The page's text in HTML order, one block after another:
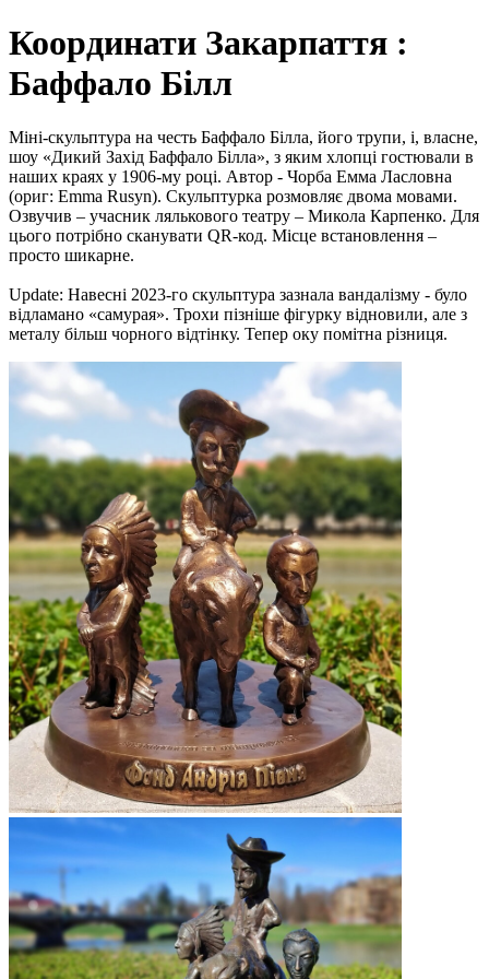
Координати Закарпаття :
Баффало Білл
Міні-скульптура на честь Баффало Білла, його трупи, і, власне,
шоу «Дикий Захід Баффало Білла», з яким хлопці гостювали в
наших краях у 1906-му році. Автор - Чорба Емма Ласловна
(ориг: Emma Rusyn). Скульптурка розмовляє двома мовами.
Озвучив – учасник лялькового театру – Микола Карпенко. Для
цього потрібно сканувати QR-код. Місце встановлення –
просто шикарне.
Update: Навесні 2023-го скульптура зазнала вандалізму - було
відламано «самурая». Трохи пізніше фігурку відновили, але з
металу більш чорного відтінку. Тепер оку помітна різниця.